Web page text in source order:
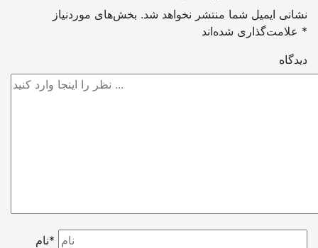
نشانی ایمیل شما منتشر نخواهد شد. بخش‌های موردنیاز
*
دیدگاه
نام*